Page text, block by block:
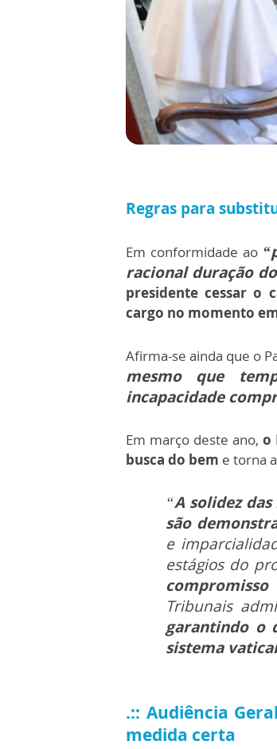
Regras para
Em conformidade ao
racional duração
presidente cessar o
cargo no momento
Afirma-se ainda que o
mesmo que
incapacidade
Em março deste ano,o
busca do bem e torna
“A solidez
são
e
estágios do
Tribunais
garantindo o
sistema
.:: Audiência
medida certa